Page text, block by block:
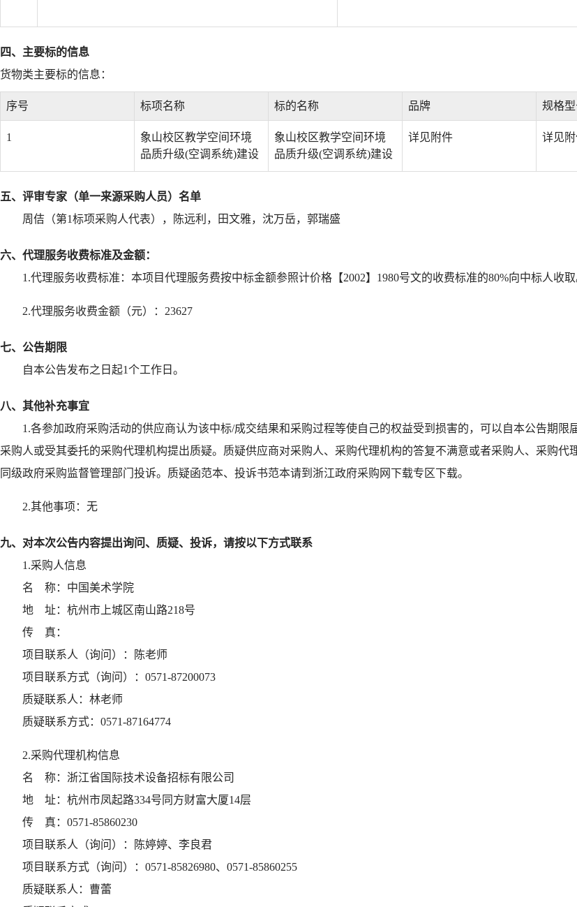
四、主要标的信息
货物类主要标的信息：
序号 标项名称 标的名称 品牌 规格
1
象山校区教学空间环境
品质升级(空调系统)建设
象山校区教学空间环境
品质升级(空调系统)建设
详见附件 详见
五、评审专家（单一来源采购人员）名单
周佶（第1标项采购人代表），陈远利，田文雅，沈万岳，郭瑞盛
六、代理服务收费标准及金额：
1.代理服务收费标准： 本项目代理服务费按中标金额参照计价格【2002】1980号文的收费标准的80%向中标人收取
2.代理服务收费金额（元）： 23627
七、公告期限
自本公告发布之日起1个工作日。
八、其他补充事宜
1.各参加政府采购活动的供应商认为该中标/成交结果和采购过程等使自己的权益受到损害的，可以自本公告期
采购人或受其委托的采购代理机构提出质疑。质疑供应商对采购人、采购代理机构的答复不满意或者采购人、采购
同级政府采购监督管理部门投诉。质疑函范本、投诉书范本请到浙江政府采购网下载专区下载。
2.其他事项： 无
九、对本次公告内容提出询问、质疑、投诉，请按以下方式联系
1.采购人信息
名    称： 中国美术学院
地    址： 杭州市上城区南山路218号
传    真：
项目联系人（询问）：
陈老师
项目联系方式（询问）： 0571-87200073
质疑联系人： 林老师
质疑联系方式： 0571-87164774
2.采购代理机构信息
名    称： 浙江省国际技术设备招标有限公司
地    址： 杭州市凤起路334号同方财富大厦14层
传    真： 0571-85860230
项目联系人（询问）：
陈婷婷、李良君
项目联系方式（询问）： 0571-85826980、0571-85860255
质疑联系人： 曹蕾